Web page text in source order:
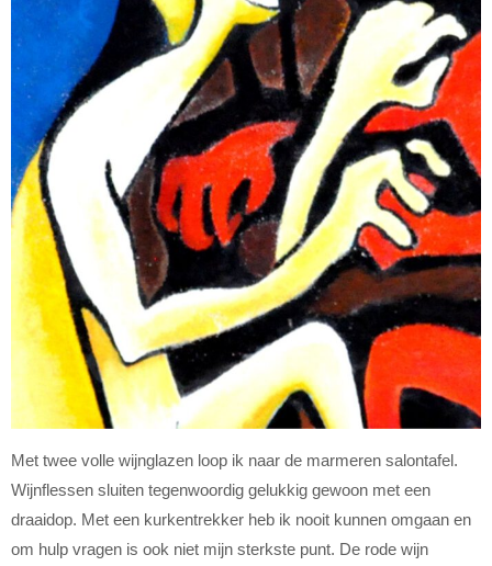
Met twee volle wijnglazen loop ik naar de marmeren salontafel.
Wijnflessen sluiten tegenwoordig gelukkig gewoon met een
draaidop. Met een kurkentrekker heb ik nooit kunnen omgaan en
om hulp vragen is ook niet mijn sterkste punt. De rode wijn